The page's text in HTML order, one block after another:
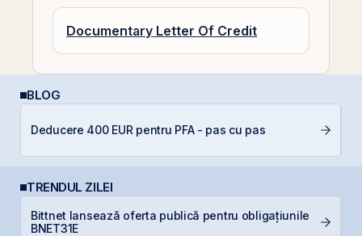
Documentary Letter Of Credit
BLOG
Deducere 400 EUR pentru PFA - pas cu pas
TRENDUL ZILEI
Bittnet lansează oferta publică pentru obligațiunile
BNET31E